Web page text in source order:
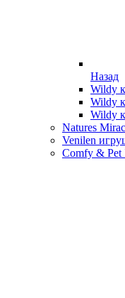
Назад
Wildy
Wildy
Wildy
Natures
Venilen
Comfy & Pet